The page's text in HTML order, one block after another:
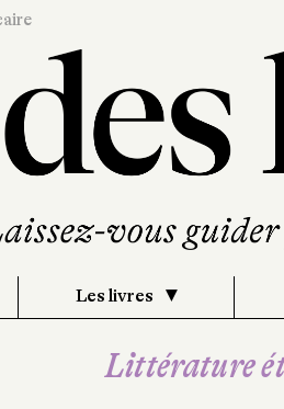
Les livres
Littérature